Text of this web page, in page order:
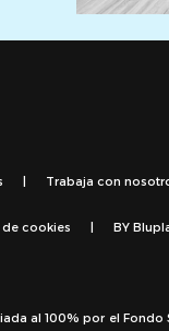
| Trabaja con
cookies | BY
al 100% por el Fondo